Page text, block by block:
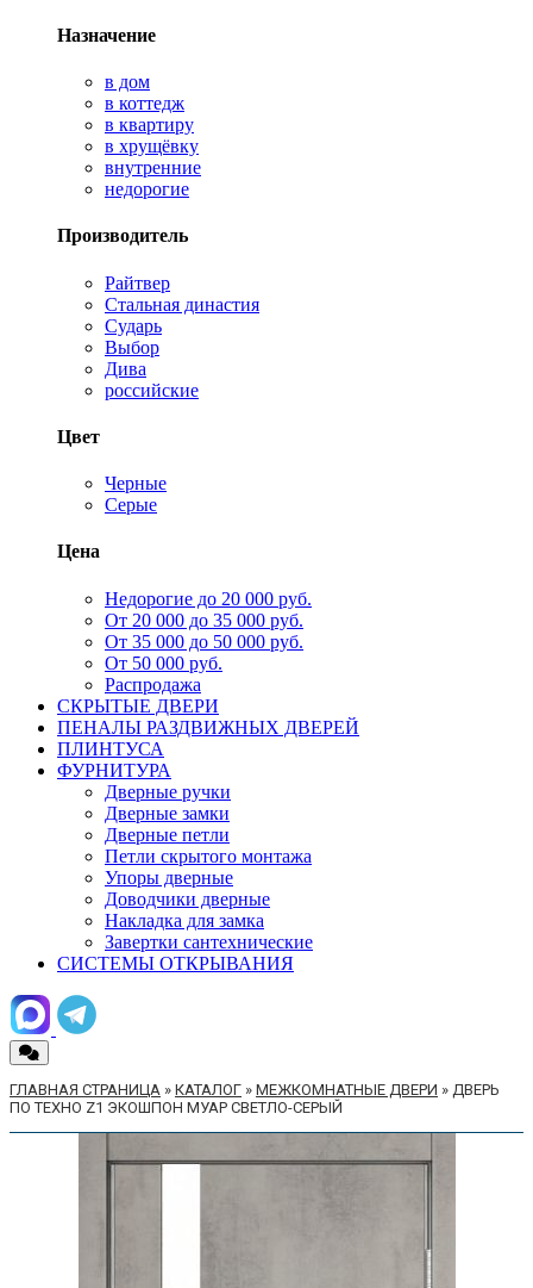
Назначение
в дом
в коттедж
в квартиру
в хрущёвку
внутренние
недорогие
Производитель
Райтвер
Стальная династия
Сударь
Выбор
Дива
российские
Цвет
Черные
Серые
Цена
Недорогие до 20 000 руб.
От 20 000 до 35 000 руб.
От 35 000 до 50 000 руб.
От 50 000 руб.
Распродажа
СКРЫТЫЕ ДВЕРИ
ПЕНАЛЫ РАЗДВИЖНЫХ ДВЕРЕЙ
ПЛИНТУСА
ФУРНИТУРА
Дверные ручки
Дверные замки
Дверные петли
Петли скрытого монтажа
Упоры дверные
Доводчики дверные
Накладка для замка
Завертки сантехнические
СИСТЕМЫ ОТКРЫВАНИЯ
ГЛАВНАЯ СТРАНИЦА » КАТАЛОГ » МЕЖКОМНАТНЫЕ ДВЕРИ » ДВЕРЬ
ПО ТЕХНО Z1 ЭКОШПОН МУАР СВЕТЛО-СЕРЫЙ